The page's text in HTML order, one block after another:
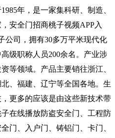
年，是一家集科研、制造、
安全门招商桃子视频APP入
公司，拥有30多万平米现代化
级职称人员200余名。产业涉
等领域。产品主要销往浙江、
、福建、辽宁等全国各地。生
更多的应该是由这些新技术带
在线播放防盗安全门、工程防
门、入户门、铸铝门、卡门、